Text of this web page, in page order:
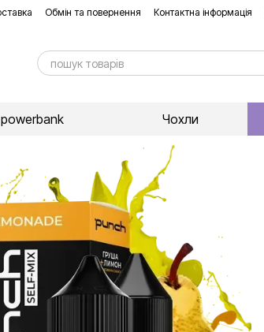
Обмін та повернення Контактна інформація
Чохли